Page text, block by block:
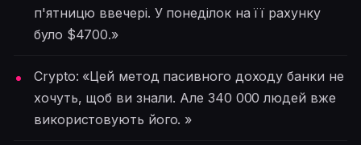
п'ятницю ввечері. У понеділок на її рахунку
було $4700.»
Crypto: «Цей метод пасивного доходу банки не
хочуть, щоб ви знали. Але 340 000 людей вже
використовують його. »